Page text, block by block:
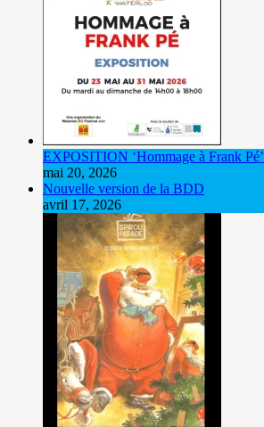
EXPOSITION ‘Hommage à Frank Pé’
mai 20, 2026
Nouvelle version de la BDD
avril 17, 2026